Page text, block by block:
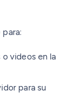
videos en la
para su